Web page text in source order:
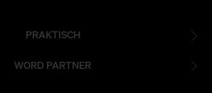
PRAKTISCH
WORD PARTNER